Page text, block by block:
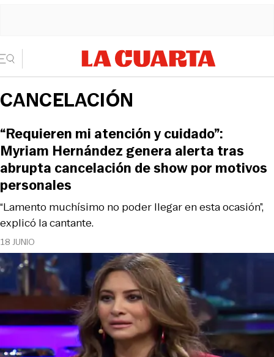
CANCELACIÓN
18 JUNIO
“Lamento muchísimo no poder llegar en esta ocasión”,
explicó la cantante.
“Requieren mi atención y cuidado”:
Myriam Hernández genera alerta tras
abrupta cancelación de show por motivos
personales